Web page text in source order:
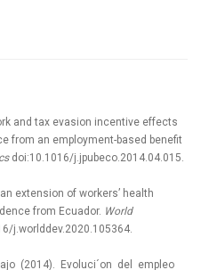
and tax evasion incentive effects
from an employment-based benefit
doi:10.1016/j.jpubeco.2014.04.015.
extension of workers’ health
from Ecuador. World
j.worlddev.2020.105364.
(2014). Evoluci´on del empleo